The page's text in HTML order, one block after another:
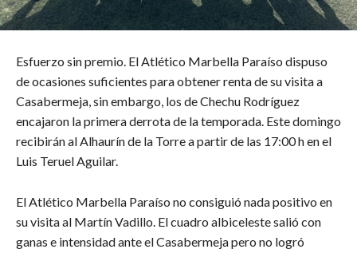
Esfuerzo sin premio. El Atlético Marbella Paraíso dispuso
de ocasiones suficientes para obtener renta de su visita a
Casabermeja, sin embargo, los de Chechu Rodríguez
encajaron la primera derrota de la temporada. Este domingo
recibirán al Alhaurín de la Torre a partir de las 17:00 h en el
Luis Teruel Aguilar.
El Atlético Marbella Paraíso no consiguió nada positivo en
su visita al Martín Vadillo. El cuadro albiceleste salió con
ganas e intensidad ante el Casabermeja pero no logró